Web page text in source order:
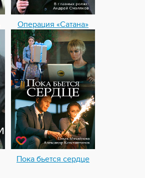
Операция «Сатана»
Пока бьется сердце